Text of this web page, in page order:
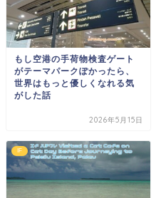
もし空港の手荷物検査ゲート
がテーマパークぽかったら、
世界はもっと優しくなれる気
がした話
2026年5月15日
IF